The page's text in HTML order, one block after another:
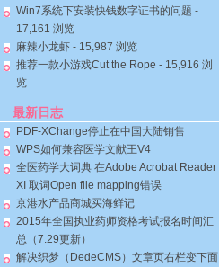
Win7系统下安装快钱数字证书的问题 -
17,161 浏览
麻辣小龙虾 - 15,987 浏览
推荐一款小游戏Cut the Rope - 15,916 浏
览
最新日志
PDF-XChange停止在中国大陆销售
WPS如何兼容医学文献王V4
全医药学大词典 在Adobe Acrobat Reader
XI 取词Open file mapping错误
京港水产品商城买海鲜记
2015年全国执业药师资格考试报名时间汇
总（7.29更新）
解决织梦（DedeCMS）文章页右栏变下面